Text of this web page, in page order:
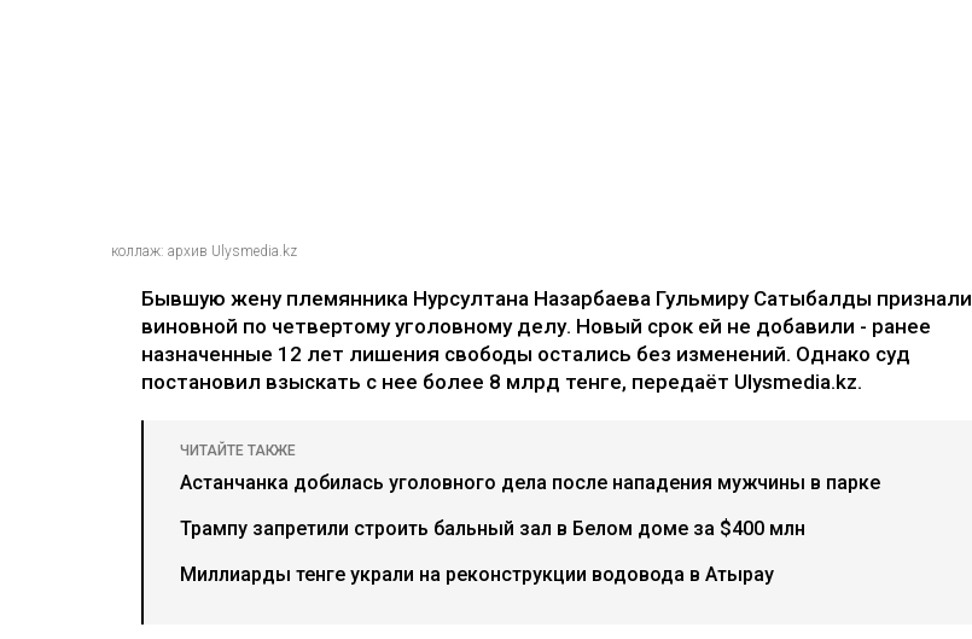
коллаж: архив Ulysmedia.kz
Бывшую жену племянника Нурсултана Назарбаева Гульмиру Сатыбалды признали
виновной по четвертому уголовному делу. Новый срок ей не добавили - ранее
назначенные 12 лет лишения свободы остались без изменений. Однако суд
постановил взыскать с нее более 8 млрд тенге, передаёт Ulysmedia.kz.
ЧИТАЙТЕ ТАКЖЕ
Астанчанка добилась уголовного дела после нападения мужчины в парке
Трампу запретили строить бальный зал в Белом доме за $400 млн
Миллиарды тенге украли на реконструкции водовода в Атырау